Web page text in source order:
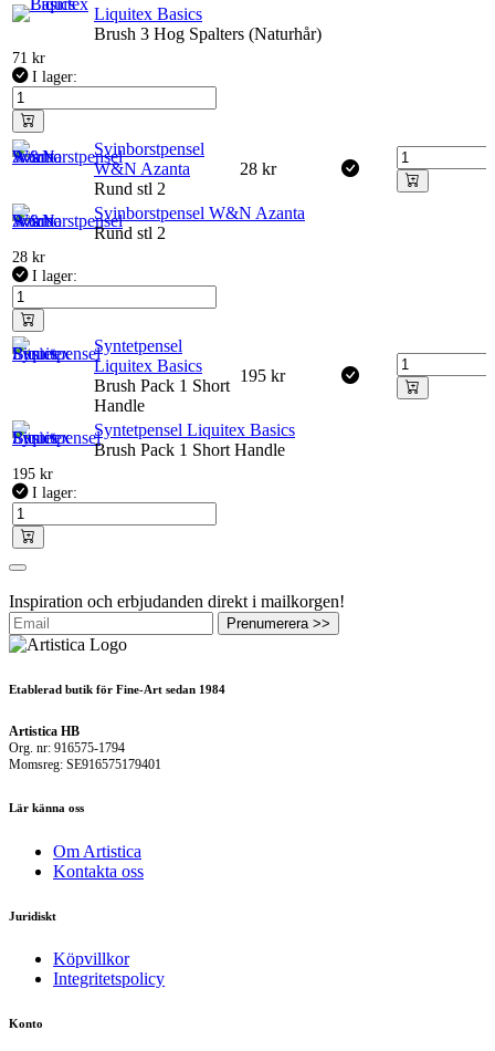
Liquitex Basics
Brush 3 Hog Spalters (Naturhår)
71 kr
I lager:
Svinborstpensel
W&N Azanta
Rund stl 2
28 kr
Svinborstpensel W&N Azanta
Rund stl 2
28 kr
I lager:
Syntetpensel
Liquitex Basics
Brush Pack 1 Short
Handle
195 kr
Syntetpensel Liquitex Basics
Brush Pack 1 Short Handle
195 kr
I lager:
Inspiration och erbjudanden direkt i mailkorgen!
Prenumerera >>
Etablerad butik för Fine-Art sedan 1984
Artistica HB
Org. nr: 916575-1794
Momsreg: SE916575179401
Lär känna oss
Om Artistica
Kontakta oss
Juridiskt
Köpvillkor
Integritetspolicy
Konto